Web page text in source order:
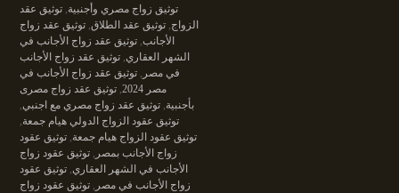
توثيق زواج مصري وأجنبية, توثيق عقد
الزواج, توثيق عقد الطلاق, توثيق عقد زواج
الأجانب, توثيق عقد زواج الأجانب في
الشهر العقاري, توثيق عقد زواج الأجانب
في مصر , توثيق عقد زواج الأجانب في
مصر 2024
, توثيق عقد زواج مصرى
بأجنبية, توثيق عقد زواج مصري مع اجنبي,
توثيق عقود الزواج الدولي هيام جمعة,
توثيق عقود الزواج هيام جمعة, توثيق عقود
زواج الأجانب بمصر , توثيق عقود زواج
الأجانب في الشهر العقاري, توثيق عقود
زواج الأجانب في مصر , توثيق عقود زواج